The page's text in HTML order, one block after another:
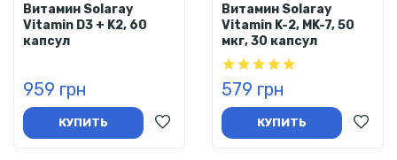
Витамин Solaray
Vitamin D3 + K2, 60
капсул
959 грн
КУПИТЬ
Витамин Solaray
Vitamin K-2, MK-7, 50
мкг, 30 капсул
579 грн
КУПИТЬ